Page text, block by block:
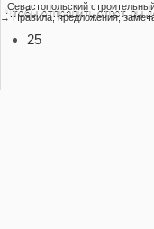
Севастопольский
→ Правила, предложения,
25